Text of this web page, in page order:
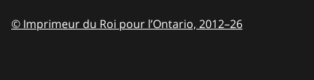
© Imprimeur du Roi pour l’Ontario, 2012–26